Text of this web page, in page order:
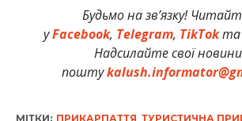
Будьмо на зв’язку!
уFacebook, Telegram, TikTokта
Надсилайте свої
пошту
МІТКИ: ПРИКАРПАТТЯ ТУРИСТИЧНА